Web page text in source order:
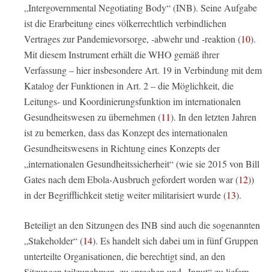
„Intergovernmental Negotiating Body“ (INB). Seine Aufgabe
ist die Erarbeitung eines völkerrechtlich verbindlichen
Vertrages zur Pandemievorsorge, -abwehr und -reaktion (10).
Mit diesem Instrument erhält die WHO gemäß ihrer
Verfassung – hier insbesondere Art. 19 in Verbindung mit dem
Katalog der Funktionen in Art. 2 – die Möglichkeit, die
Leitungs- und Koordinierungsfunktion im internationalen
Gesundheitswesen zu übernehmen (11). In den letzten Jahren
ist zu bemerken, dass das Konzept des internationalen
Gesundheitswesens in Richtung eines Konzepts der
„internationalen Gesundheitssicherheit“ (wie sie 2015 von Bill
Gates nach dem Ebola-Ausbruch gefordert worden war (12))
in der Begrifflichkeit stetig weiter militarisiert wurde (13).
Beteiligt an den Sitzungen des INB sind auch die sogenannten
„Stakeholder“ (14). Es handelt sich dabei um in fünf Gruppen
unterteilte Organisationen, die berechtigt sind, an den